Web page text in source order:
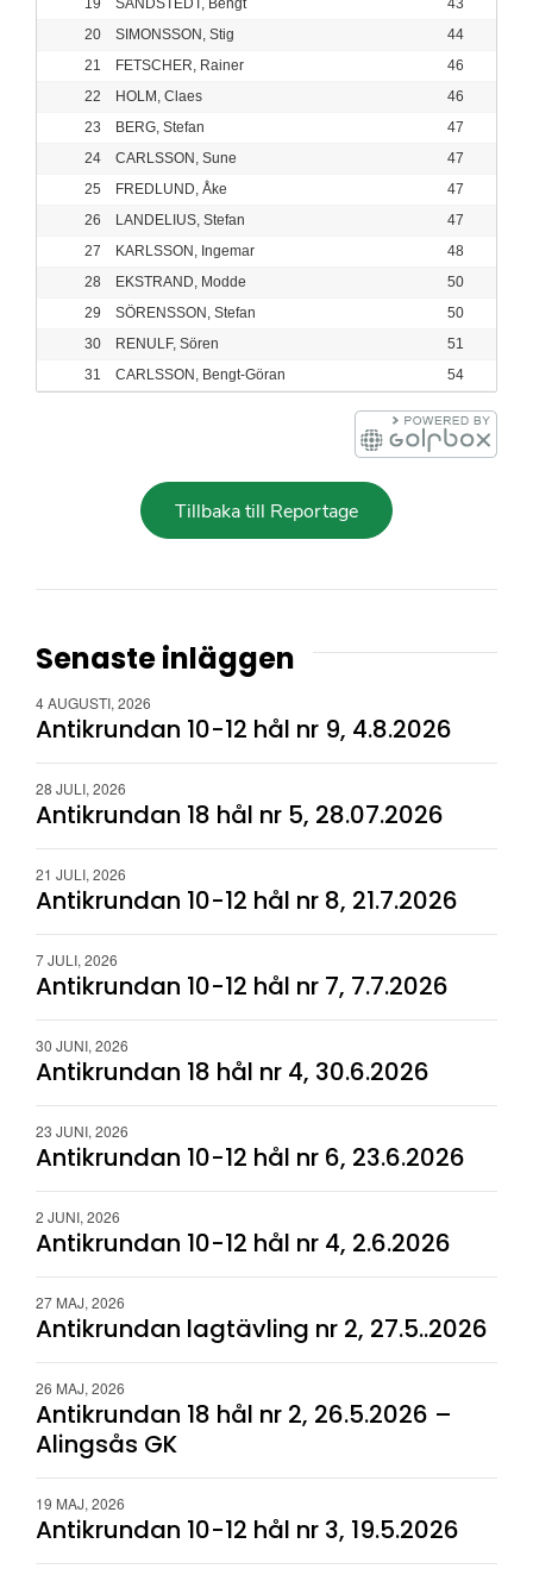
19 SANDSTEDT, Bengt
43
20
SIMONSSON, Stig
44
21
FETSCHER, Rainer
46
22
HOLM, Claes
46
23
BERG, Stefan
47
24
CARLSSON, Sune
47
25
FREDLUND, Åke
47
26
LANDELIUS, Stefan
47
27
KARLSSON, Ingemar
48
28
EKSTRAND, Modde
50
29
SÖRENSSON, Stefan
50
30
RENULF, Sören
51
31
CARLSSON, Bengt-Göran 54
Tillbaka till Reportage
Senaste inläggen
4 AUGUSTI, 2026
Antikrundan 10-12 hål nr 9, 4.8.2026
28 JULI, 2026
Antikrundan 18 hål nr 5, 28.07.2026
21 JULI, 2026
Antikrundan 10-12 hål nr 8, 21.7.2026
7 JULI, 2026
Antikrundan 10-12 hål nr 7, 7.7.2026
30 JUNI, 2026
Antikrundan 18 hål nr 4, 30.6.2026
23 JUNI, 2026
Antikrundan 10-12 hål nr 6, 23.6.2026
2 JUNI, 2026
Antikrundan 10-12 hål nr 4, 2.6.2026
27 MAJ, 2026
Antikrundan lagtävling nr 2, 27.5..2026
26 MAJ, 2026
Antikrundan 18 hål nr 2, 26.5.2026 –
Alingsås GK
19 MAJ, 2026
Antikrundan 10-12 hål nr 3, 19.5.2026